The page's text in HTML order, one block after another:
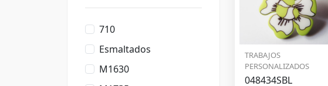
710
Esmaltados
M1630
TRABAJOS
PERSONALIZADOS
048434SBL